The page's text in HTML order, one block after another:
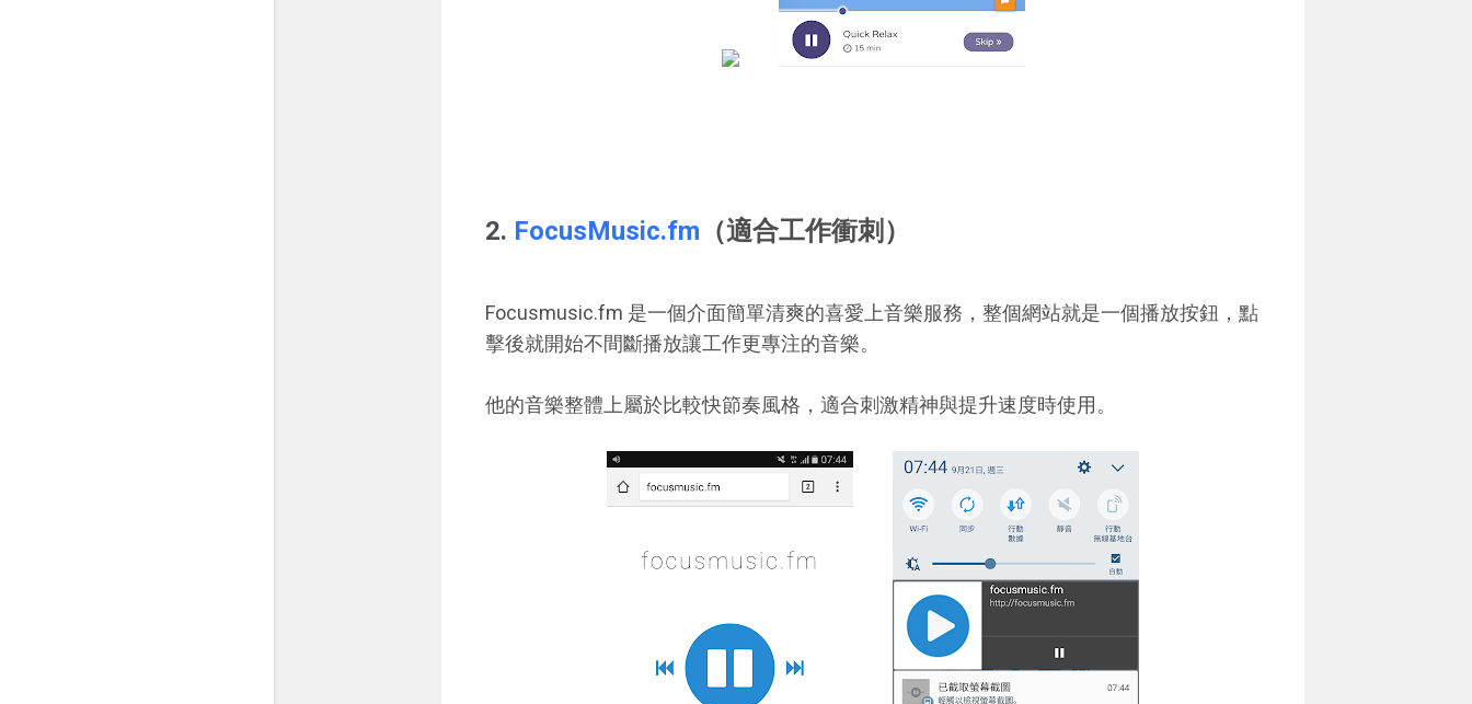
2. FocusMusic.fm （適合工作衝刺）
Focusmusic.fm 是一個介面簡單清爽的喜愛上音樂服務，整個網站就是一個播放按鈕，點
擊後就開始不間斷播放讓工作更專注的音樂。
他的音樂整體上屬於比較快節奏風格，適合刺激精神與提升速度時使用。